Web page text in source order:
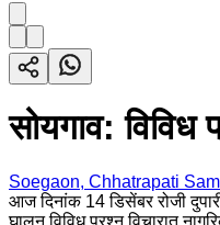
सोयगाव: विविध
Soegaon, Chhatrapati
आज दिनांक 14 डिसेंबर रोजी
घालून विविध प्रश्न विचारात